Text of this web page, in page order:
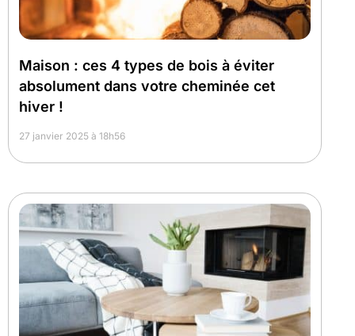
Maison : ces 4 types de bois à éviter
absolument dans votre cheminée cet
hiver !
27 janvier 2025 à 18h56